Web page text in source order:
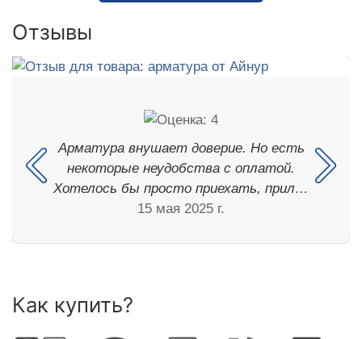
Отзывы
Арматура внушает доверие. Но есть
некоторые неудобства с оплатой.
Хотелось бы просто приехать, прил…
15 мая 2025 г.
Как купить?